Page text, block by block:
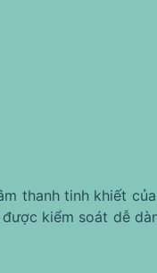
thanh tinh khiết
kiểm soát dễ